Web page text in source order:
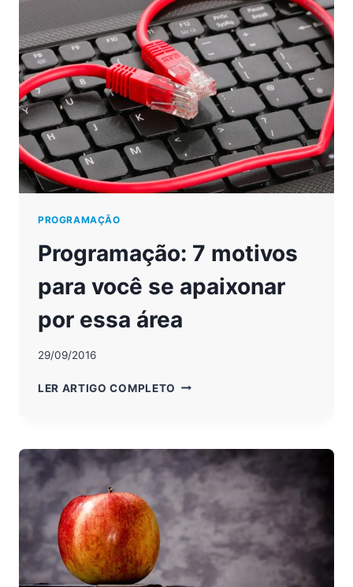
OS
DESAFIOS
DA
EDUCAÇÃO
TRADICIONAL
PROGRAMAÇÃO
Programação: 7 motivos
para você se apaixonar
por essa área
29/09/2016
LER ARTIGO COMPLETO PROGRAMAÇÃO:
VOCÊ
APAIXONAR
ESSA
ÁREA